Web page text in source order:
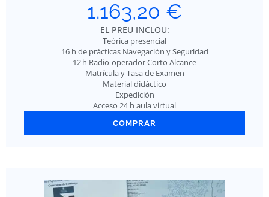
1.163,20 €
EL PREU INCLOU:
Teórica presencial
16 h de prácticas Navegación y Seguridad
12 h Radio-operador Corto Alcance
Matrícula y Tasa de Examen
Material didáctico
Expedición
Acceso 24 h aula virtual
COMPRAR